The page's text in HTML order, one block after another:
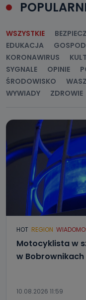
WSZYSTKIE
EDUKACJA
KORONAWIRUS
SYGNALE
OPINIE
ŚRODOWISKO
WYWIADY
ZDROWIE
HOT REGION
Motocyklista w
w Bobrownikach
10.08.2026 11:59